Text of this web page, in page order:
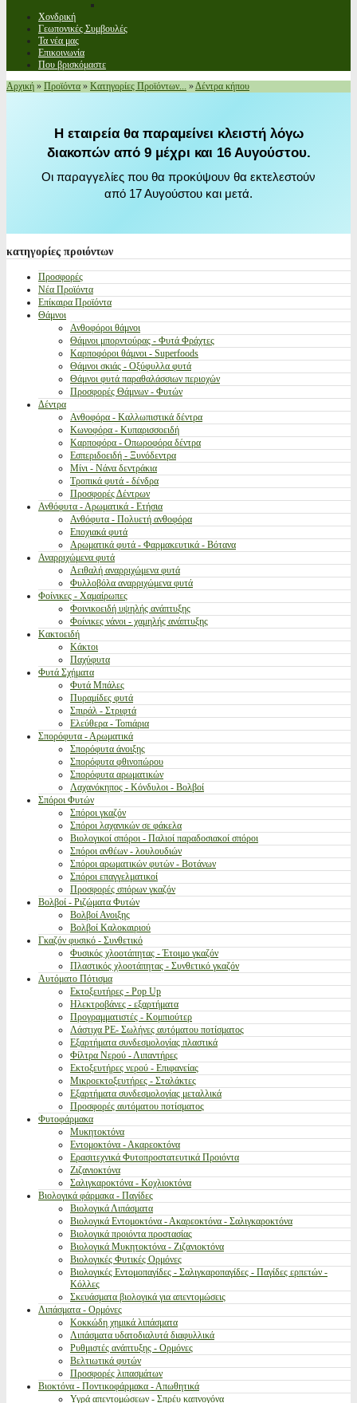
Χονδρική
Γεωπονικές Συμβουλές
Τα νέα μας
Επικοινωνία
Που βρισκόμαστε
Αρχική » Προϊόντα » Κατηγορίες Προϊόντων... »Δέντρα κήπου
Η εταιρεία θα παραμείνει κλειστή λόγω
διακοπών από 9 μέχρι και 16 Αυγούστου.
Οι παραγγελίες που θα προκύψουν θα εκτελεστούν
από 17 Αυγούστου και μετά.
κατηγορίες προιόντων
Προσφορές
Νέα Προϊόντα
Επίκαιρα Προϊόντα
Θάμνοι
Ανθοφόροι θάμνοι
Θάμνοι μπορντούρας - Φυτά Φράχτες
Καρποφόροι θάμνοι - Superfoods
Θάμνοι σκιάς - Οξύφυλλα φυτά
Θάμνοι φυτά παραθαλάσσιων περιοχών
Προσφορές Θάμνων - Φυτών
Δέντρα
Ανθοφόρα - Καλλωπιστικά δέντρα
Κωνοφόρα - Κυπαρισσοειδή
Καρποφόρα - Οπωροφόρα δέντρα
Εσπεριδοειδή - Ξυνόδεντρα
Μίνι - Νάνα δεντράκια
Τροπικά φυτά - δένδρα
Προσφορές Δέντρων
Ανθόφυτα - Αρωματικά - Ετήσια
Ανθόφυτα - Πολυετή ανθοφόρα
Εποχιακά φυτά
Αρωματικά φυτά - Φαρμακευτικά - Βότανα
Αναρριχώμενα φυτά
Αειθαλή αναρριχώμενα φυτά
Φυλλοβόλα αναρριχώμενα φυτά
Φοίνικες - Χαμαίρωπες
Φοινικοειδή υψηλής ανάπτυξης
Φοίνικες νάνοι - χαμηλής ανάπτυξης
Κακτοειδή
Κάκτοι
Παχύφυτα
Φυτά Σχήματα
Φυτά Μπάλες
Πυραμίδες φυτά
Σπιράλ - Στριφτά
Ελεύθερα - Τοπιάρια
Σπορόφυτα - Αρωματικά
Σπορόφυτα άνοιξης
Σπορόφυτα φθινοπώρου
Σπορόφυτα αρωματικών
Λαχανόκηπος - Κόνδυλοι - Βολβοί
Σπόροι Φυτών
Σπόροι γκαζόν
Σπόροι λαχανικών σε φάκελα
Βιολογικοί σπόροι - Παλιοί παραδοσιακοί σπόροι
Σπόροι ανθέων - λουλουδιών
Σπόροι αρωματικών φυτών - Βοτάνων
Σπόροι επαγγελματικοί
Προσφορές σπόρων γκαζόν
Βολβοί - Ριζώματα Φυτών
Βολβοί Ανοιξης
Βολβοί Καλοκαιριού
Γκαζόν φυσικό - Συνθετικό
Φυσικός χλοοτάπητας - Έτοιμο γκαζόν
Πλαστικός χλοοτάπητας - Συνθετικό γκαζόν
Αυτόματο Πότισμα
Εκτοξευτήρες - Pop Up
Ηλεκτροβάνες - εξαρτήματα
Προγραμματιστές - Κομπιούτερ
Λάστιχα PE- Σωλήνες αυτόματου ποτίσματος
Εξαρτήματα συνδεσμολογίας πλαστικά
Φίλτρα Νερού - Λιπαντήρες
Εκτοξευτήρες νερού - Επιφανείας
Μικροεκτοξευτήρες - Σταλάκτες
Εξαρτήματα συνδεσμολογίας μεταλλικά
Προσφορές αυτόματου ποτίσματος
Φυτοφάρμακα
Μυκητοκτόνα
Εντομοκτόνα - Ακαρεοκτόνα
Ερασιτεχνικά Φυτοπροστατευτικά Προιόντα
Ζιζανιοκτόνα
Σαλιγκαροκτόνα - Κοχλιοκτόνα
Βιολογικά φάρμακα - Παγίδες
Βιολογικά Λιπάσματα
Βιολογικά Εντομοκτόνα - Ακαρεοκτόνα - Σαλιγκαροκτόνα
Βιολογικά προιόντα προστασίας
Βιολογικά Μυκητοκτόνα - Ζιζανιοκτόνα
Βιολογικές Φυτικές Ορμόνες
Βιολογικές Εντομοπαγίδες - Σαλιγκαροπαγίδες - Παγίδες ερπετών -
Κόλλες
Σκευάσματα βιολογικά για απεντομώσεις
Λιπάσματα - Ορμόνες
Κοκκώδη χημικά λιπάσματα
Λιπάσματα υδατοδιαλυτά διαφυλλικά
Ρυθμιστές ανάπτυξης - Ορμόνες
Βελτιωτικά φυτών
Προσφορές λιπασμάτων
Βιοκτόνα - Ποντικοφάρμακα - Απωθητικά
Υγρά απεντομώσεων - Σπρέυ καπνογόνα